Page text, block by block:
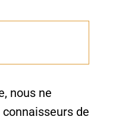
nous ne
de